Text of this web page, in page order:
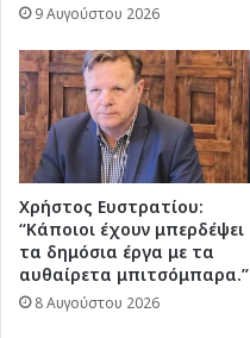
9 Αυγούστου 2026
Χρήστος Ευστρατίου:
“Κάποιοι έχουν μπερδέψει
τα δημόσια έργα με τα
αυθαίρετα μπιτσόμπαρα.”
8 Αυγούστου 2026